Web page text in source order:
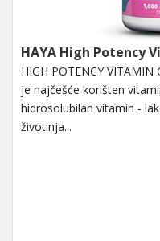
HAYA High Potency
HIGH POTENCY
je najčešće korišten
hidrosolubilan vitamin -
životinja...